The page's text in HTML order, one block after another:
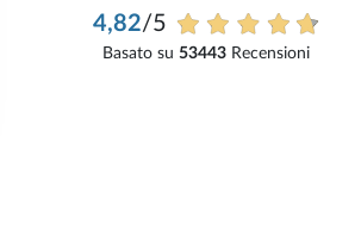
4,82/5
Basato su53443 Recensioni